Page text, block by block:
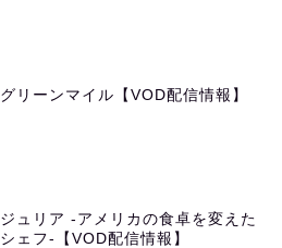
グリーンマイル【VOD配信情報】
ジュリア -アメリカの食卓を変えた
シェフ-【VOD配信情報】